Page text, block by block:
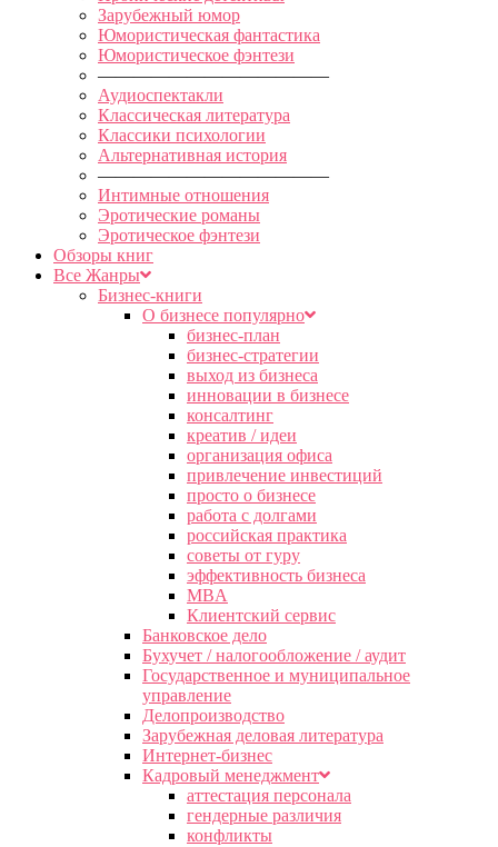
Зарубежный юмор
Юмористическая фантастика
Юмористическое фэнтези
—————————————
Аудиоспектакли
Классическая литература
Классики психологии
Альтернативная история
—————————————
Интимные отношения
Эротические романы
Эротическое фэнтези
Обзоры книг
Все Жанры
Бизнес-книги
О бизнесе популярно
бизнес-план
бизнес-стратегии
выход из бизнеса
инновации в бизнесе
консалтинг
креатив / идеи
организация офиса
привлечение инвестиций
просто о бизнесе
работа с долгами
российская практика
советы от гуру
эффективность бизнеса
MBA
Клиентский сервис
Банковское дело
Бухучет / налогообложение / аудит
Государственное и муниципальное
управление
Делопроизводство
Зарубежная деловая литература
Интернет-бизнес
Кадровый менеджмент
аттестация персонала
гендерные различия
конфликты